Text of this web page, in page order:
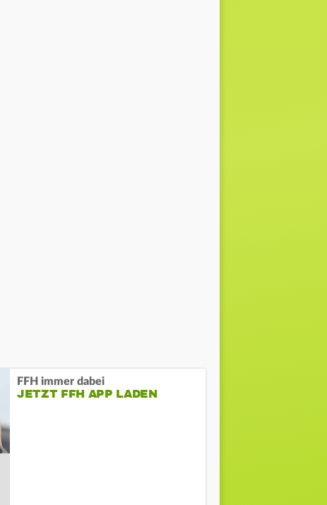
FFH immer dabei
JETZT FFH APP LADEN